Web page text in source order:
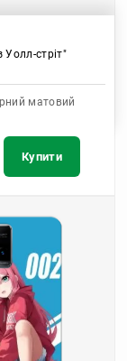
Уолл-стріт"
матовий
Купити